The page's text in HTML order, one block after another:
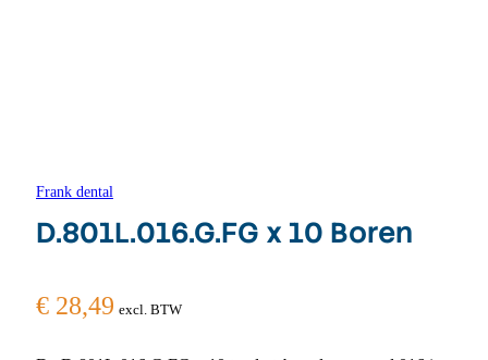
Frank dental
D.801L.016.G.FG x 10 Boren
€ 28,49 excl. BTW